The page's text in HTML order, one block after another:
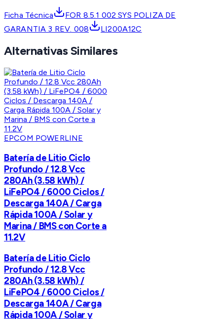
Ficha Técnica
FOR 8.5.1 002 SYS POLIZA DE
GARANTIA 3 REV. 008
LI200A12C
Alternativas Similares
EPCOM POWERLINE
Batería de Litio Ciclo
Profundo / 12.8 Vcc
280Ah (3.58 kWh) /
LiFePO4 / 6000 Ciclos /
Descarga 140A / Carga
Rápida 100A / Solar y
Marina / BMS con Corte a
11.2V
Batería de Litio Ciclo
Profundo / 12.8 Vcc
280Ah (3.58 kWh) /
LiFePO4 / 6000 Ciclos /
Descarga 140A / Carga
Rápida 100A / Solar y